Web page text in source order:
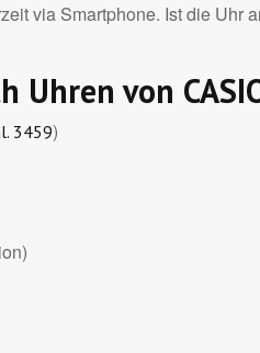
via Smartphone. Ist die Uhr
Uhren von
3459)